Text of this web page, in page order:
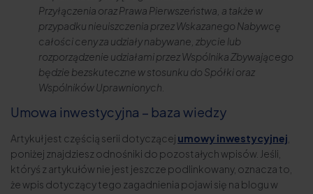
Przyłączenia oraz Prawa Pierwszeństwa, a także w
przypadku nieuiszczenia przez Wskazanego Nabywcę
całości ceny za udziały nabywane, zbycie lub
rozporządzenie udziałami przez Wspólnika Zbywającego
będzie bezskuteczne w stosunku do Spółki oraz
Wspólników Uprawnionych.
Umowa inwestycyjna – baza wiedzy
Artykuł jest częścią serii dotyczącej umowy inwestycyjnej
poniżej znajdziesz odnośniki do pozostałych wpisów. Jeśli,
któryś z artykułów nie jest jeszcze podlinkowany, oznacza to,
że wpis dotyczący tego zagadnienia pojawi się na blogu w